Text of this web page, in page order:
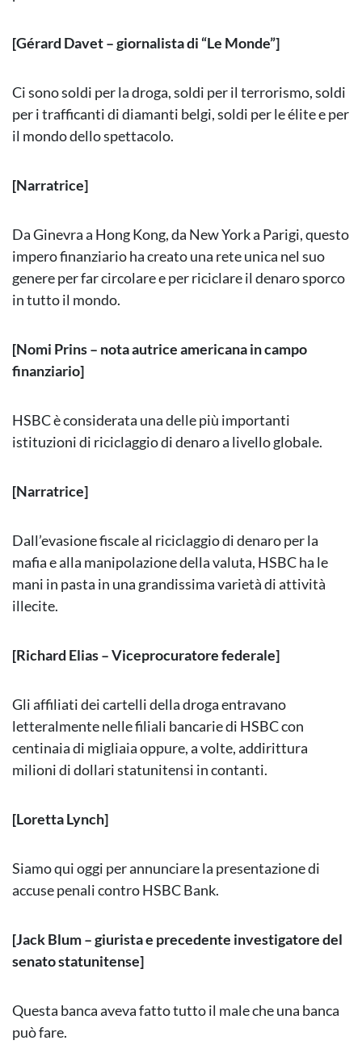
[Gérard Davet – giornalista di “Le Monde”]
Ci sono soldi per la droga, soldi per il terrorismo, soldi
per i trafficanti di diamanti belgi, soldi per le élite e per
il mondo dello spettacolo.
[Narratrice]
Da Ginevra a Hong Kong, da New York a Parigi, questo
impero finanziario ha creato una rete unica nel suo
genere per far circolare e per riciclare il denaro sporco
in tutto il mondo.
[Nomi Prins – nota autrice americana in campo
finanziario]
HSBC è considerata una delle più importanti
istituzioni di riciclaggio di denaro a livello globale.
[Narratrice]
Dall’evasione fiscale al riciclaggio di denaro per la
mafia e alla manipolazione della valuta, HSBC ha le
mani in pasta in una grandissima varietà di attività
illecite.
[Richard Elias – Viceprocuratore federale]
Gli affiliati dei cartelli della droga entravano
letteralmente nelle filiali bancarie di HSBC con
centinaia di migliaia oppure, a volte, addirittura
milioni di dollari statunitensi in contanti.
[Loretta Lynch]
Siamo qui oggi per annunciare la presentazione di
accuse penali contro HSBC Bank.
[Jack Blum – giurista e precedente investigatore del
senato statunitense]
Questa banca aveva fatto tutto il male che una banca
può fare.